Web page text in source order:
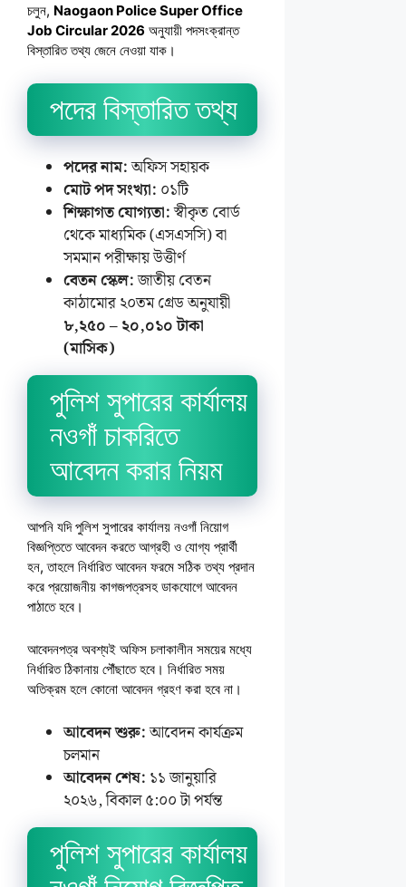
চলুন, Naogaon Police Super Office
Job Circular 2026 অনুযায়ী পদসংক্রান্ত
বিস্তারিত তথ্য জেনে নেওয়া যাক।
পদের বিস্তারিত তথ্য
পদের নাম:অফিস সহায়ক
মোট পদ সংখ্যা: ০১টি
শিক্ষাগত যোগ্যতা:স্বীকৃত বোর্ড
থেকে মাধ্যমিক (এসএসসি) বা
সমমান পরীক্ষায় উত্তীর্ণ
বেতন স্কেল:জাতীয় বেতন
কাঠামোর ২০তম গ্রেড অনুযায়ী
৮,২৫০ – ২০,০১০ টাকা
(মাসিক)
পুলিশ সুপারের কার্যালয়
নওগাঁ চাকরিতে
আবেদন করার নিয়ম
আপনি যদি পুলিশ সুপারের কার্যালয় নওগাঁ নিয়োগ
বিজ্ঞপ্তিতে আবেদন করতে আগ্রহী ও যোগ্য প্রার্থী
হন, তাহলে নির্ধারিত আবেদন ফরমে সঠিক তথ্য প্রদান
করে প্রয়োজনীয় কাগজপত্রসহ ডাকযোগে আবেদন
পাঠাতে হবে।
আবেদনপত্র অবশ্যই অফিস চলাকালীন সময়ের মধ্যে
নির্ধারিত ঠিকানায় পৌঁছাতে হবে। নির্ধারিত সময়
অতিক্রম হলে কোনো আবেদন গ্রহণ করা হবে না।
আবেদন শুরু:আবেদন কার্যক্রম
চলমান
আবেদন শেষ: ১১ জানুয়ারি
২০২৬, বিকাল ৫:০০ টা পর্যন্ত
পুলিশ সুপারের কার্যালয়